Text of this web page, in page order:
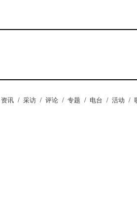
资讯 / 采访 / 评论 / 专题 / 电台 / 活动 /